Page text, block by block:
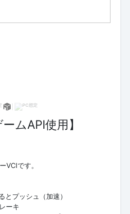
ムAPI使用】
VCIです。
とプッシュ（加速）
ーキ